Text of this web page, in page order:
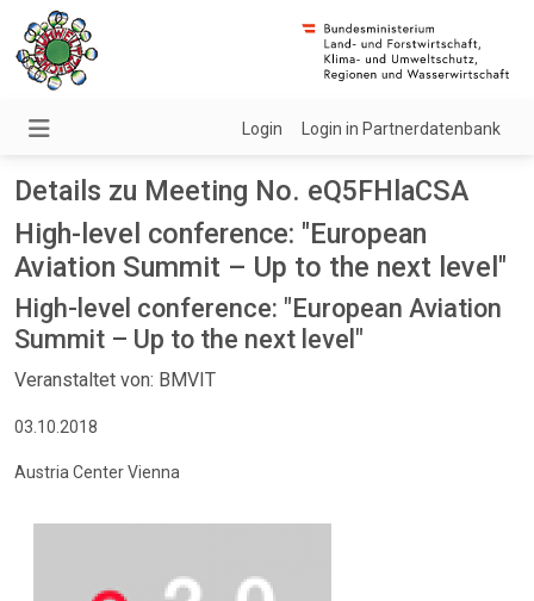
Login Login in Partnerdatenbank
Details zu Meeting No. eQ5FHlaCSA
High-level conference: "European
Aviation Summit – Up to the next level"
High-level conference: "European Aviation
Summit – Up to the next level"
Veranstaltet von: BMVIT
03.10.2018
Austria Center Vienna